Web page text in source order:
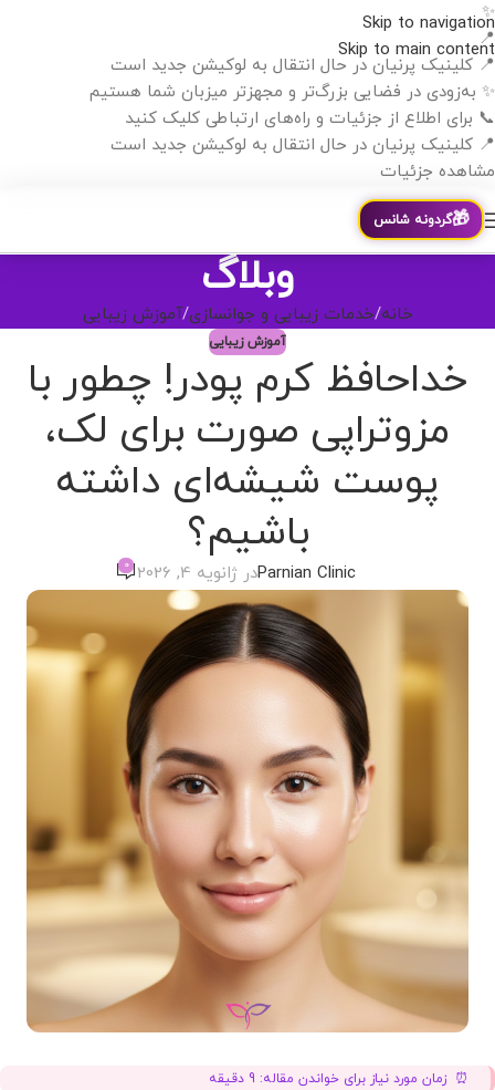
Skip to navigation
Skip to main content
✨
📍
📍 کلینیک پرنیان در حال انتقال به لوکیشن جدید است
✨ به‌زودی در فضایی بزرگ‌تر و مجهزتر میزبان شما هستیم
📞 برای اطلاع از جزئیات و راه‌های ارتباطی کلیک کنید
📍 کلینیک پرنیان در حال انتقال به لوکیشن جدید است
مشاهده جزئیات
🎁گردونه شانس
وبلاگ
خانه خدمات زیبایی و جوانسازی آموزش زیبایی
آموزش زیبایی
خداحافظ کرم پودر! چطور با
مزوتراپی صورت برای لک،
پوست شیشه‌ای داشته
باشیم؟
Parnian Clinicدر ژانویه 4, 2026 0
زمان مورد نیاز برای خواندن مقاله: 9 دقیقه